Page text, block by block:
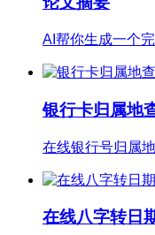
AI帮你生成一个
银行卡归属地
在线银行号归属
在线八字转日